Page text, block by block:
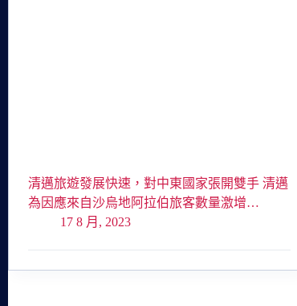
清邁旅遊發展快速，對中東國家張開雙手 清邁
為因應來自沙烏地阿拉伯旅客數量激增…
17 8 月, 2023